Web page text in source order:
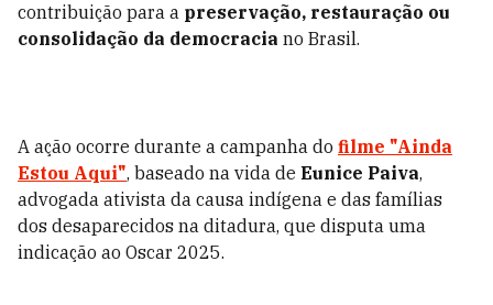
contribuição para a preservação, restauração ou
consolidação da democracia no Brasil.
A ação ocorre durante a campanha do filme "Ainda
Estou Aqui", baseado na vida de Eunice Paiva,
advogada ativista da causa indígena e das famílias
dos desaparecidos na ditadura, que disputa uma
indicação ao Oscar 2025.